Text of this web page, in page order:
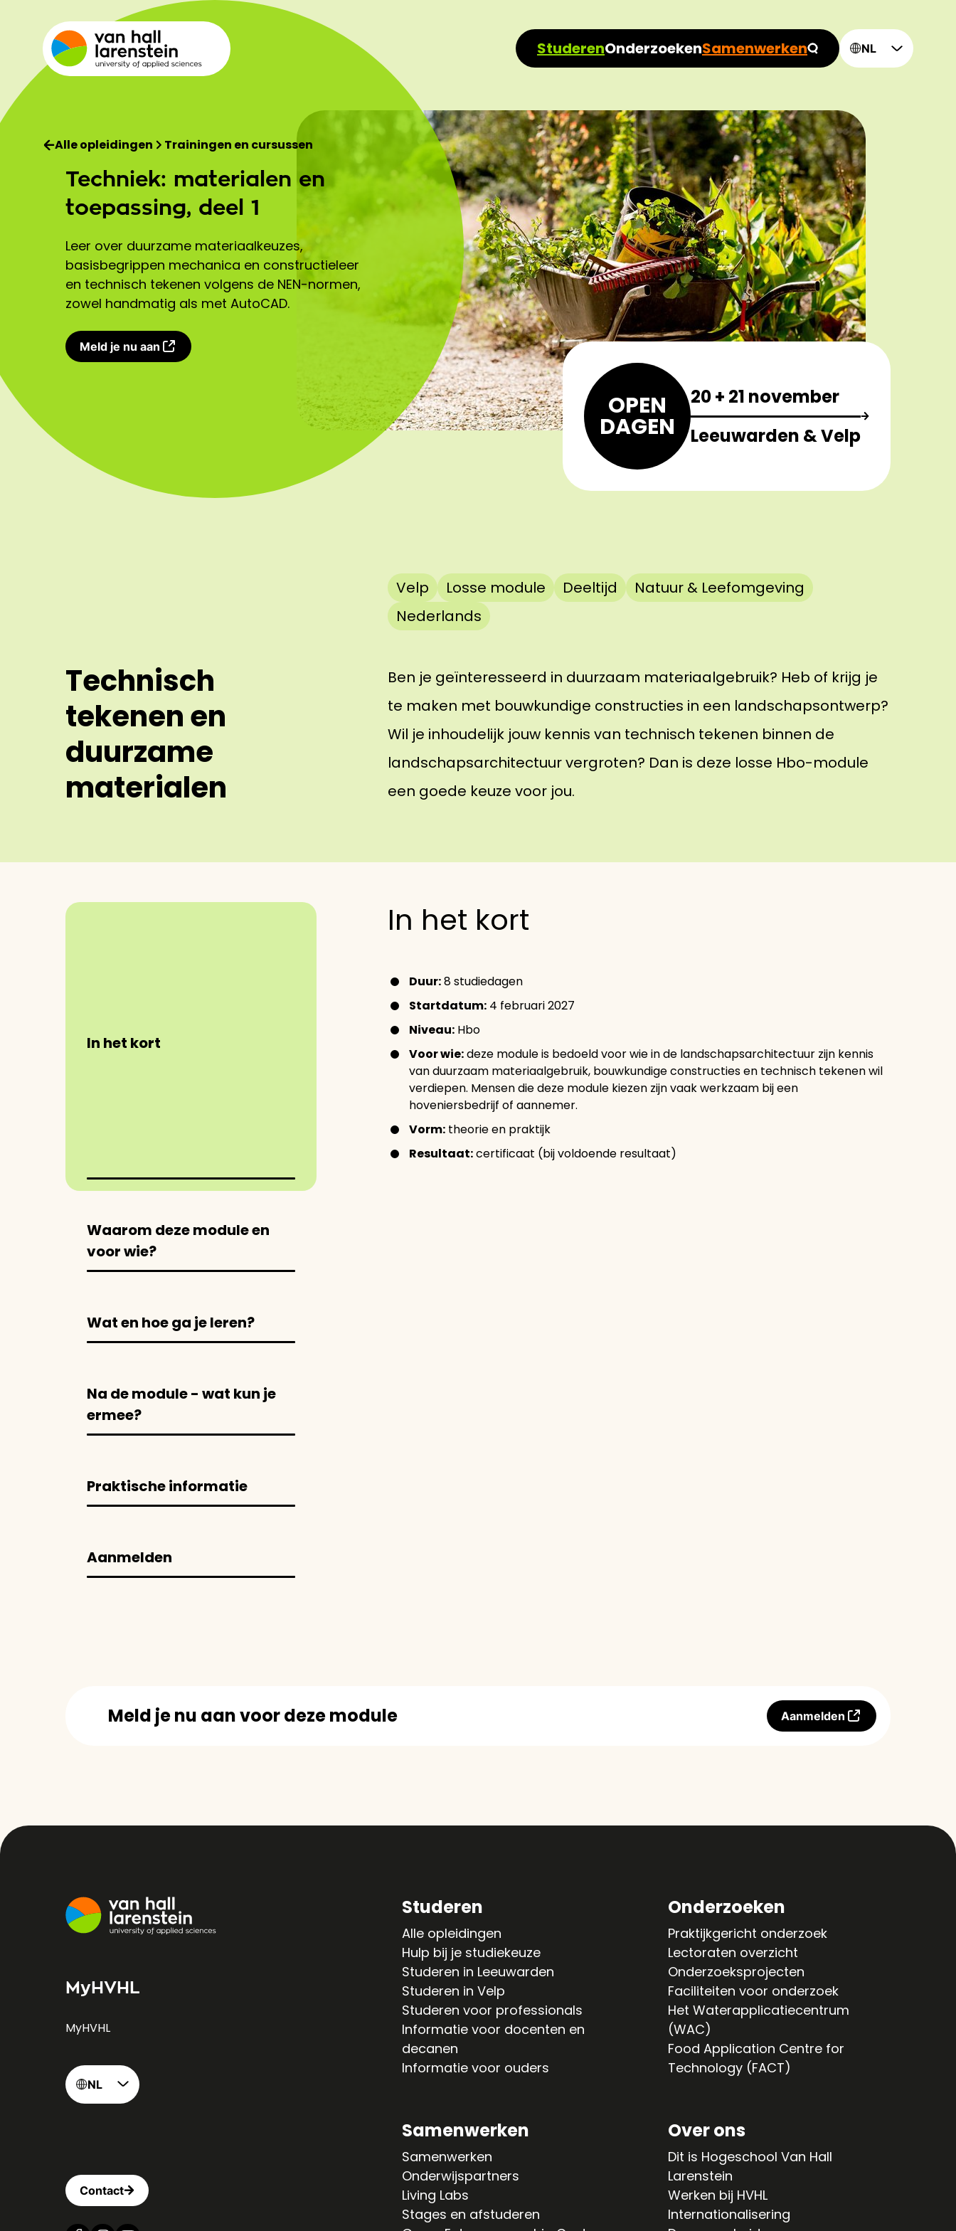
StuderenOnderzoekenSamenwerken NL
Alle opleidingen Trainingen en cursussen
Techniek: materialen en
toepassing, deel 1
Leer over duurzame materiaalkeuzes,
basisbegrippen mechanica en constructieleer
en technisch tekenen volgens de NEN-normen,
zowel handmatig als met AutoCAD.
Meld je nu aan
OPEN
DAGEN
20 + 21 november
Leeuwarden & Velp
Technisch
tekenen en
duurzame
materialen
Velp Losse module Deeltijd
Natuur & Leefomgeving
Nederlands
Ben je geïnteresseerd in duurzaam materiaalgebruik? Heb of krijg je
te maken met bouwkundige constructies in een landschapsontwerp?
Wil je inhoudelijk jouw kennis van technisch tekenen binnen de
landschapsarchitectuur vergroten? Dan is deze losse Hbo-module
een goede keuze voor jou.
In het kort
In het kort
Duur:8 studiedagen
Startdatum: 4 februari 2027
Niveau: Hbo
Voor wie:deze module is bedoeld voor wie in de landschapsarchitectuur zijn kennis
van duurzaam materiaalgebruik, bouwkundige constructies en technisch tekenen wil
verdiepen. Mensen die deze module kiezen zijn vaak werkzaam bij een
hoveniersbedrijf of aannemer.
Vorm: theorie en praktijk
Resultaat:certificaat (bij voldoende resultaat)
Waarom deze module en
voor wie?
Wat en hoe ga je leren?
Na de module - wat kun je
ermee?
Praktische informatie
Aanmelden
Meld je nu aan voor deze module Aanmelden
MyHVHL
MyHVHL
NL
Contact
Studeren
Alle opleidingen
Hulp bij je studiekeuze
Studeren in Leeuwarden
Studeren in Velp
Studeren voor professionals
Informatie voor docenten en
decanen
Informatie voor ouders
Onderzoeken
Praktijkgericht onderzoek
Lectoraten overzicht
Onderzoeksprojecten
Faciliteiten voor onderzoek
Het Waterapplicatiecentrum
(WAC)
Food Application Centre for
Technology (FACT)
Samenwerken
Samenwerken
Onderwijspartners
Living Labs
Stages en afstuderen
Over ons
Dit is Hogeschool Van Hall
Larenstein
Werken bij HVHL
Internationalisering